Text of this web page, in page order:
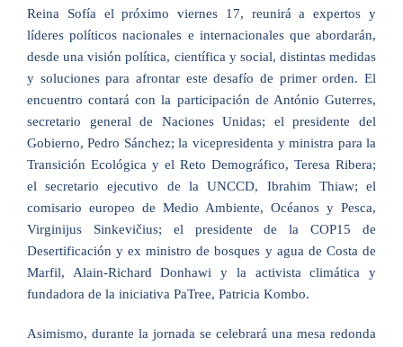
Reina Sofía el próximo viernes 17, reunirá a expertos y
líderes políticos nacionales e internacionales que abordarán,
desde una visión política, científica y social, distintas medidas
y soluciones para afrontar este desafío de primer orden. El
encuentro contará con la participación de António Guterres,
secretario general de Naciones Unidas; el presidente del
Gobierno, Pedro Sánchez; la vicepresidenta y ministra para la
Transición Ecológica y el Reto Demográfico, Teresa Ribera;
el secretario ejecutivo de la UNCCD, Ibrahim Thiaw; el
comisario europeo de Medio Ambiente, Océanos y Pesca,
Virginijus Sinkevičius; el presidente de la COP15 de
Desertificación y ex ministro de bosques y agua de Costa de
Marfil, Alain-Richard Donhawi y la activista climática y
fundadora de la iniciativa PaTree, Patricia Kombo.
Asimismo, durante la jornada se celebrará una mesa redonda